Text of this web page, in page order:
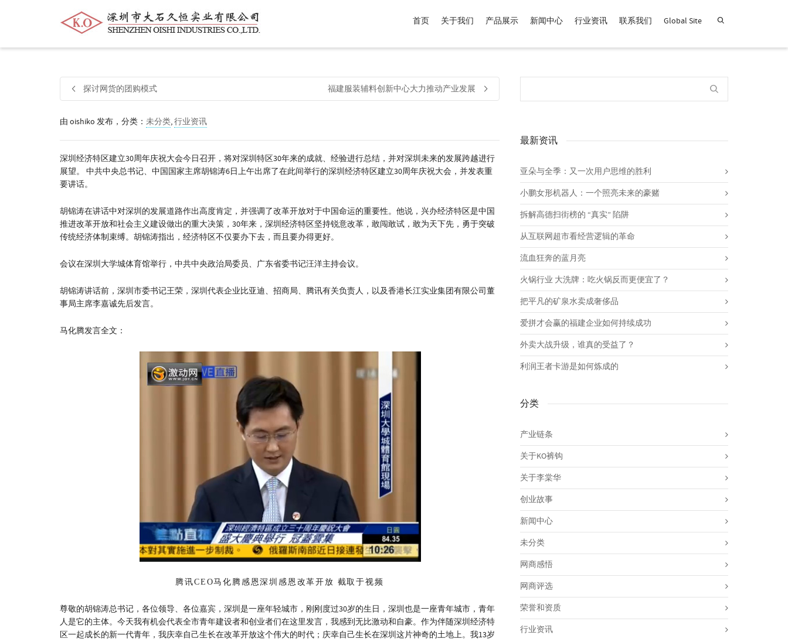
帮我查找新的衬衫尺码中号价格介于 商品，品牌为 默认品牌 .
首页 关于我们 产品展示 新闻中心 行业资讯 联系我们 Global Site
探讨网货的团购模式 福建服装辅料创新中心大力推动产业发展
由 oishiko 发布，分类： 未分类,行业资讯
深圳经济特区建立30周年庆祝大会今日召开，将对深圳特区30年来的成就、经验进行总结，并对深圳未来的发展跨越进行
展望。 中共中央总书记、中国国家主席胡锦涛6日上午出席了在此间举行的深圳经济特区建立30周年庆祝大会，并发表重
要讲话。
胡锦涛在讲话中对深圳的发展道路作出高度肯定，并强调了改革开放对于中国命运的重要性。他说，兴办经济特区是中国
推进改革开放和社会主义建设做出的重大决策，30年来，深圳经济特区坚持锐意改革，敢闯敢试，敢为天下先，勇于突破
传统经济体制束缚。胡锦涛指出，经济特区不仅要办下去，而且要办得更好。
会议在深圳大学城体育馆举行，中共中央政治局委员、广东省委书记汪洋主持会议。
胡锦涛讲话前，深圳市委书记王荣，深圳代表企业比亚迪、招商局、腾讯有关负责人，以及香港长江实业集团有限公司董
事局主席李嘉诚先后发言。
马化腾发言全文：
腾讯CEO马化腾感恩深圳感恩改革开放 截取于视频
尊敬的胡锦涛总书记，各位领导、各位嘉宾，深圳是一座年轻城市，刚刚度过30岁的生日，深圳也是一座青年城市，青年
人是它的主体。今天我有机会代表全市青年建设者和创业者们在这里发言，我感到无比激动和自豪。作为伴随深圳经济特
区一起成长的新一代青年，我庆幸自己生长在改革开放这个伟大的时代；庆幸自己生长在深圳这片神奇的土地上。我13岁
最新资讯
亚朵与全季：又一次用户思维的胜利
小鹏女形机器人：一个照亮未来的豪赌
拆解高德扫街榜的 “真实” 陷阱
从互联网超市看经营逻辑的革命
流血狂奔的蓝月亮
火锅行业 大洗牌：吃火锅反而更便宜了？
把平凡的矿泉水卖成奢侈品
爱拼才会赢的福建企业如何持续成功
外卖大战升级，谁真的受益了？
利润王者卡游是如何炼成的
分类
产业链条
关于KO裤钩
关于李棠华
创业故事
新闻中心
未分类
网商感悟
网商评选
荣誉和资质
行业资讯